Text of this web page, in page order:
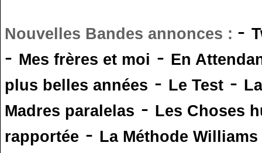
Nouvelles Bandes annonces : -
- Mes frères et moi - En
plus belles années - Le Test -
Madres paralelas - Les Choses
rapportée - La Méthode Williams